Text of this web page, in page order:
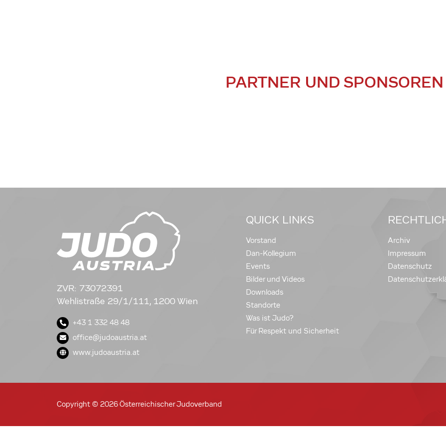
PARTNER UND SPONSOREN
ZVR: 73072391
Wehlistraße 29/1/111, 1200 Wien
+43 1 332 48 48
office@judoaustria.at
www.judoaustria.at
QUICK LINKS
Vorstand
Dan-Kollegium
Events
Bilder und Videos
Downloads
Standorte
Was ist Judo?
Für Respekt und Sicherheit
Archiv
Impressum
Datenschutz
Copyright © 2026 Österreichischer Judoverband